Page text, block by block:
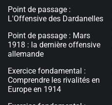
Point de passage :
L'Offensive des Dardanelles
Point de passage : Mars
1918 : la dernière offensive
allemande
Exercice fondamental :
Comprendre les rivalités en
Europe en 1914